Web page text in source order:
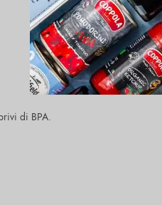
di BPA.